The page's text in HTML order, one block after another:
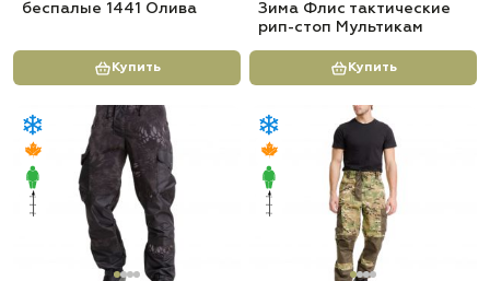
беспалые 1441 Олива
Купить
Зима Флис тактические
рип-стоп Мультикам
Купить